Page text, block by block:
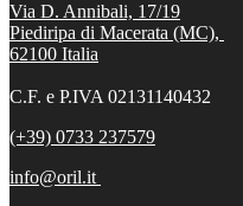
Via D. Annibali, 17/19
Piediripa di Macerata (MC),
62100 Italia
C.F. e P.IVA 02131140432
(+39) 0733 237579
info@oril.it